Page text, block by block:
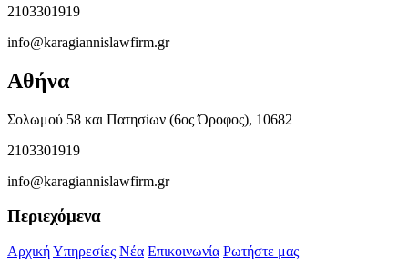
2103301919
info@karagiannislawfirm.gr
Αθήνα
Σολωμού 58 και Πατησίων (6ος Όροφος), 10682
2103301919
info@karagiannislawfirm.gr
Περιεχόμενα
ΑρχικήΥπηρεσίες Νέα Επικοινωνία Ρωτήστε μας